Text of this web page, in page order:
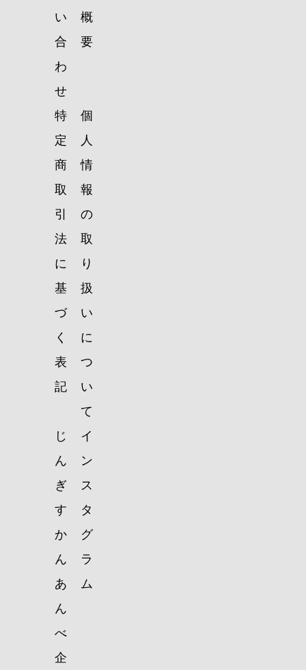
い
合
わ
せ
概
要
特
定
商
取
引
法
に
基
づ
く
表
記
個
人
情
報
の
取
り
扱
い
に
つ
い
て
じ
ん
ぎ
す
か
ん
あ
ん
べ
企
イ
ン
ス
タ
グ
ラ
ム